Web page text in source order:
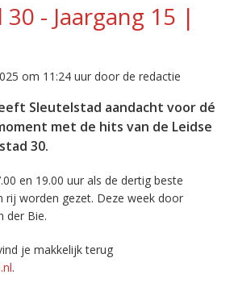
- Jaargang 15 |
om 11:24 uur door de redactie
Sleutelstad aandacht voor dé
met de hits van de Leidse
30.
en 19.00 uur als de dertig beste
rij worden gezet. Deze week door
der Bie.
je makkelijk terug
.